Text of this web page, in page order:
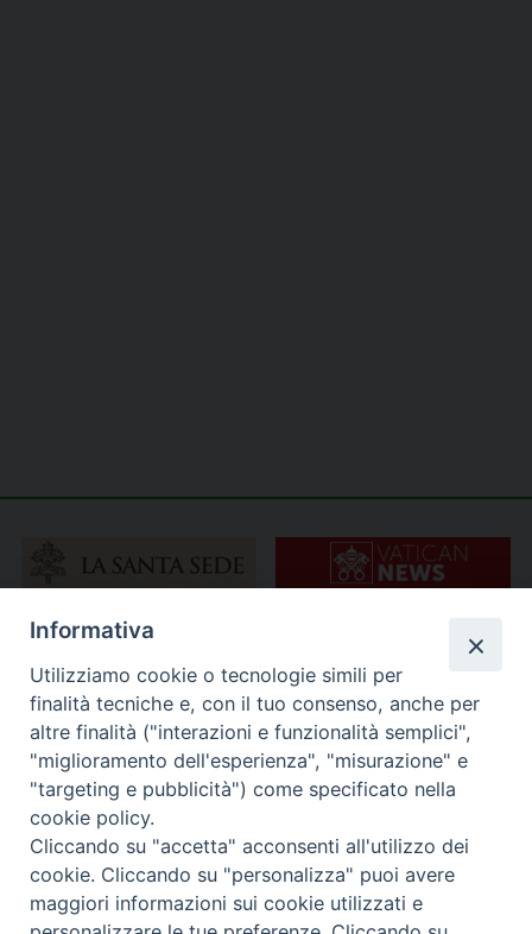
Informativa
Utilizziamo cookie o tecnologie simili per
finalità tecniche e, con il tuo consenso, anche per
altre finalità ("interazioni e funzionalità semplici",
"miglioramento dell'esperienza", "misurazione" e
"targeting e pubblicità") come specificato nella
cookie policy.
Cliccando su "accetta" acconsenti all'utilizzo dei
cookie. Cliccando su "personalizza" puoi avere
maggiori informazioni sui cookie utilizzati e